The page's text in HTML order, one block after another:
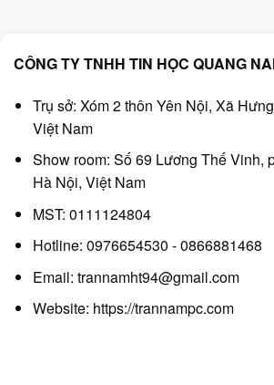
CÔNG TY TNHH TIN HỌC QUANG
Trụ sở: Xóm 2 thôn Yên Nội, Xã
Việt Nam
Show room: Số 69 Lương Thế Vinh,
Hà Nội, Việt Nam
MST: 0111124804
Hotline: 0976654530 - 0866881468
Email: trannamht94@gmail.com
Website: https://trannampc.com